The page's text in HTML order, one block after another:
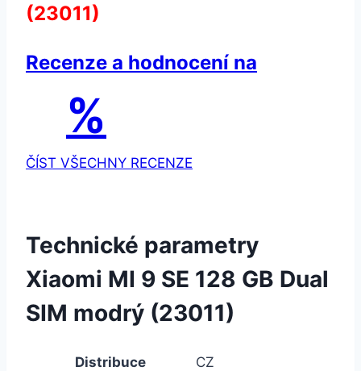
(23011)
Recenze a hodnocení na
%
ČÍST VŠECHNY RECENZE
Technické parametry
Xiaomi MI 9 SE 128 GB Dual
SIM modrý (23011)
Distribuce
CZ